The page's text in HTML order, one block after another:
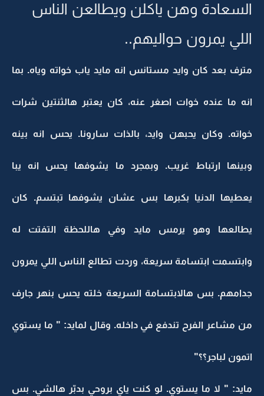
السعادة وهن ياكلن ويطالعن الناس
اللي يمرون حواليهم..
مترف بعد كان وايد مستانس انه مايد ياب خواته وياه. بما
انه ما عنده خوات اصغر عنه، كان يعتبر هالثنتين شرات
خواته. وكان يحبهن وايد، بالذات سارونا. يحس انه بينه
وبينها ارتباط غريب. وبمجرد ما يشوفها يحس انه يبا
يعطيها الدنيا بكبرها بس عشان يشوفها تبتسم. كان
يطالعها وهو يرمس مايد وفي هاللحظة التفتت له
وابتسمت ابتسامة سريعة، وردت تطالع الناس اللي يمرون
جدامهم. بس هالابتسامة السريعة خلته يحس بنهر جارف
من مشاعر الفرح تندفع في داخله. وقال لمايد: " ما يستوي
اتمون لباجر؟؟"
مايد: " لا ما يستوي. لو كنت ياي بروحي بدبّر هالشي. بس